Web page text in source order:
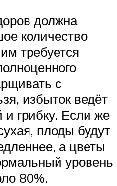
должна
количество
требуется
с
избыток ведёт
и грибку. Если же
плоды будут
а цветы
уровень
80%.